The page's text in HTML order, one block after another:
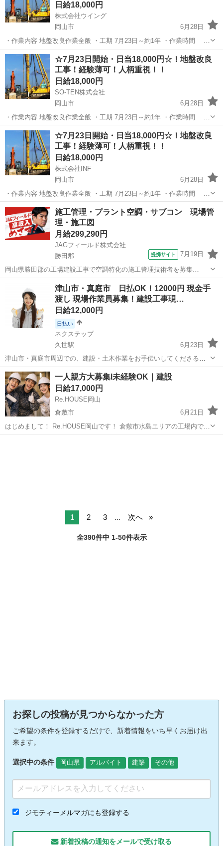
日給18,000円
株式会社ウイング
岡山市
6月28日
・作業内容 地盤改良作業全般 ・工期 7月23日～約1年 ・作業時間 日
勤 8:00〜17:00 ・単価 日勤 18,000円 交通費支給 ・作
業内容 地盤改良(注入工...
岡山 岡山市 その他
☆7月23日開始・日当18,000円☆！地盤改良
工事！経験薄可！人柄重視！！
日給18,000円
SO-TEN株式会社
岡山市
6月28日
・作業内容 地盤改良作業全般 ・工期 7月23日～約1年 ・作業時間 日
勤 8:00〜17:00 ・単価 日勤 18,000円 交通費支給 ・作
業内容 地盤改良(注入工...
岡山 岡山市 その他
☆7月23日開始・日当18,000円☆！地盤改良
工事！経験薄可！人柄重視！！
日給18,000円
株式会社INF
岡山市
6月28日
・作業内容 地盤改良作業全般 ・工期 7月23日～約1年 ・作業時間 日
勤 8:00〜17:00 ・単価 日勤 18,000円 交通費支給 ・作
業内容 地盤改良(注入工...
岡山 岡山市 その他 一人
施工管理・プラント空調・サブコン 現場管
理・施工図
月給299,290円
JAGフィールド株式会社
勝田郡
提携サイト 7月19日
岡山県勝田郡の工場建設工事で空調特化の施工管理技術者を募集
中！！ 業界最大手の建築設備工事会社での就業となります。 【担当業
務】(空気調和設備)施工管理 ◇品質管理・工程管理・安全管理・写
真管理 ◇書類作成 ◇...
勝田郡 その他
津山市・真庭市 日払OK！12000円 現金手
渡し 現場作業員募集！建設工事現…
日給12,000円
日払い
ネクステップ
久世駅
6月23日
津山市・真庭市周辺での、建設・土木作業をお手伝いしてくださる方
を募集致します。☆日給12000円！ 未経験でも高日収！日払い、週払
い、月払いから選べます！ 単発・1日のみでお試しも可能！ 正社員登
用制度もご用意してい...
岡山 真庭市 久世駅 その他
一人親方大募集l未経験OK｜建設
日給17,000円
Re.HOUSE岡山
倉敷市
6月21日
はじめまして！ Re.HOUSE岡山です！ 倉敷市水島エリアの工場内で、
塗装作業のスタッフを募集しています！ 【仕事内容】 主に塗装作業の
1 2 3 ... 次へ
全390件中 1-50件表示
お探しの投稿が見つからなかった方
ご希望の条件を登録するだけで、新着情報をいち早くお届け出
来ます。
選択中の条件 岡山県 アルバイト 建築 その他
ジモティーメルマガにも登録する
新着投稿の通知をメールで受け取る